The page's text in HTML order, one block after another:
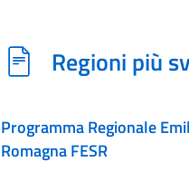
Regioni più
Programma Regionale
Romagna FESR